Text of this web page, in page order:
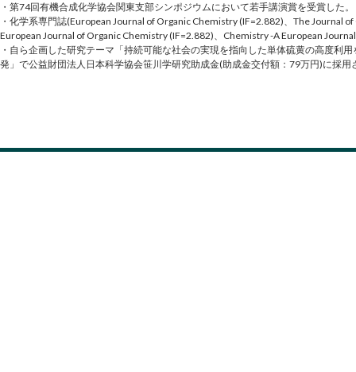
・第74回有機合成化学協会関東支部シンポジウムにおいて若手講演賞を受賞した。
・化学系専門誌(European Journal of Organic Chemistry (IF=2.882)、The Journal
European Journal of Organic Chemistry (IF=2.882)、Chemistry -A European
・自ら企画した研究テーマ「持続可能な社会の実現を指向した単体硫黄の高度利
発」で公益財団法人日本科学協会笹川学研究助成金(助成金交付額：79万円)に採用